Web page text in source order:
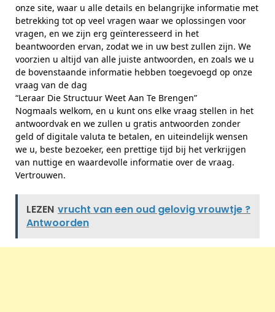
onze site, waar u alle details en belangrijke informatie met
betrekking tot op veel vragen waar we oplossingen voor
vragen, en we zijn erg geïnteresseerd in het
beantwoorden ervan, zodat we in uw best zullen zijn. We
voorzien u altijd van alle juiste antwoorden, en zoals we u
de bovenstaande informatie hebben toegevoegd op onze
vraag van de dag
“Leraar Die Structuur Weet Aan Te Brengen”
Nogmaals welkom, en u kunt ons elke vraag stellen in het
antwoordvak en we zullen u gratis antwoorden zonder
geld of digitale valuta te betalen, en uiteindelijk wensen
we u, beste bezoeker, een prettige tijd bij het verkrijgen
van nuttige en waardevolle informatie over de vraag.
Vertrouwen.
LEZEN vrucht van een oud gelovig vrouwtje ?
Antwoorden